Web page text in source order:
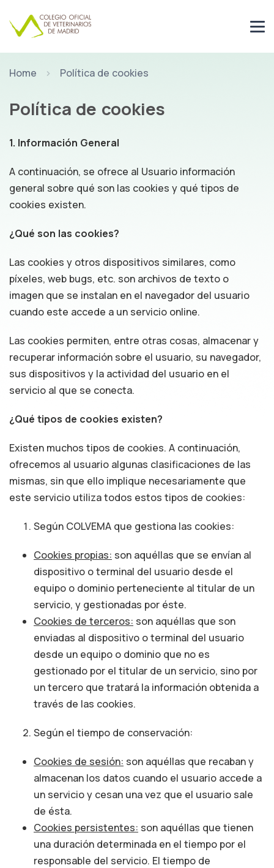
Home Política de cookies
Política de cookies
1. Información General
A continuación, se ofrece al Usuario información
general sobre qué son las cookies y qué tipos de
cookies existen.
¿Qué son las cookies?
Las cookies y otros dispositivos similares, como
píxeles, web bugs, etc. son archivos de texto o
imagen que se instalan en el navegador del usuario
cuando este accede a un servicio online.
Las cookies permiten, entre otras cosas, almacenar y
recuperar información sobre el usuario, su navegador,
sus dispositivos y la actividad del usuario en el
servicio al que se conecta.
¿Qué tipos de cookies existen?
Existen muchos tipos de cookies. A continuación,
ofrecemos al usuario algunas clasificaciones de las
mismas, sin que ello implique necesariamente que
este servicio utiliza todos estos tipos de cookies:
Según COLVEMA que gestiona las cookies:
Cookies propias: son aquéllas que se envían al
dispositivo o terminal del usuario desde el
equipo o dominio perteneciente al titular de un
servicio, y gestionadas por éste.
Cookies de terceros: son aquéllas que son
enviadas al dispositivo o terminal del usuario
desde un equipo o dominio que no es
gestionado por el titular de un servicio, sino por
un tercero que tratará la información obtenida a
través de las cookies.
Según el tiempo de conservación:
Cookies de sesión: son aquéllas que recaban y
almacenan los datos cuando el usuario accede a
un servicio y cesan una vez que el usuario sale
de ésta.
Cookies persistentes: son aquéllas que tienen
una duración determinada en el tiempo por el
responsable del servicio. El tiempo de